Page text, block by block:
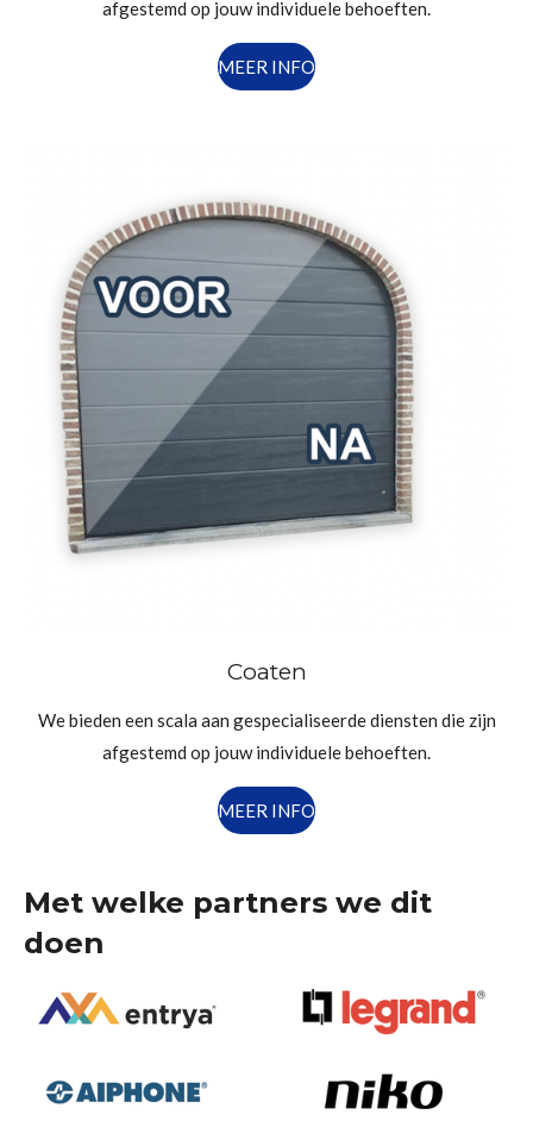
afgestemd op jouw individuele behoeften.
MEER INFO
Coaten
We bieden een scala aan gespecialiseerde diensten die zijn
afgestemd op jouw individuele behoeften.
MEER INFO
Met welke partners we dit
doen